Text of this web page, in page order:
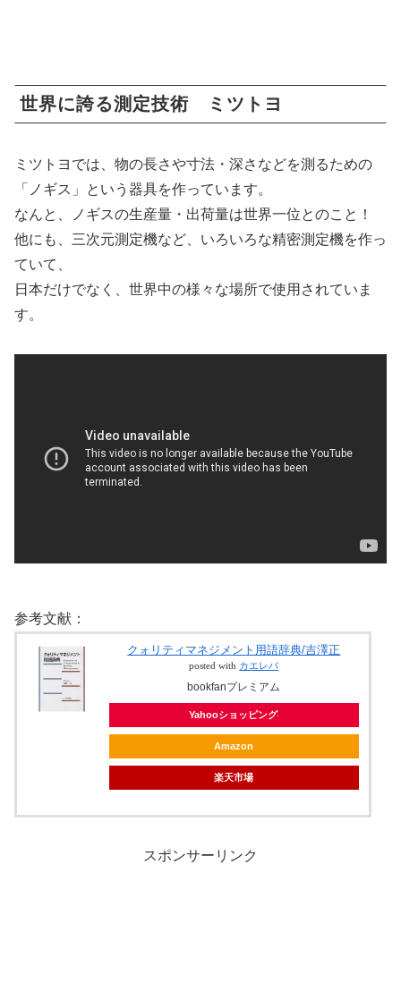
世界に誇る測定技術 ミツトヨ
ミツトヨでは、物の長さや寸法・深さなどを測るための
「ノギス」という器具を作っています。
なんと、ノギスの生産量・出荷量は世界一位とのこと！
他にも、三次元測定機など、いろいろな精密測定機を作っ
ていて、
日本だけでなく、世界中の様々な場所で使用されていま
す。
参考文献：
クォリティマネジメント用語辞典/吉澤正
posted with カエレバ
bookfanプレミアム
Yahooショッピング
Amazon
楽天市場
スポンサーリンク